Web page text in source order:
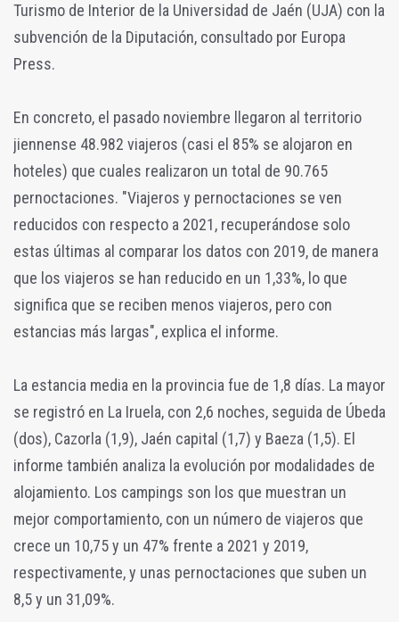
Turismo de Interior de la Universidad de Jaén (UJA) con la
subvención de la Diputación, consultado por Europa
Press.
En concreto, el pasado noviembre llegaron al territorio
jiennense 48.982 viajeros (casi el 85% se alojaron en
hoteles) que cuales realizaron un total de 90.765
pernoctaciones. "Viajeros y pernoctaciones se ven
reducidos con respecto a 2021, recuperándose solo
estas últimas al comparar los datos con 2019, de manera
que los viajeros se han reducido en un 1,33%, lo que
significa que se reciben menos viajeros, pero con
estancias más largas", explica el informe.
La estancia media en la provincia fue de 1,8 días. La mayor
se registró en La Iruela, con 2,6 noches, seguida de Úbeda
(dos), Cazorla (1,9), Jaén capital (1,7) y Baeza (1,5). El
informe también analiza la evolución por modalidades de
alojamiento. Los campings son los que muestran un
mejor comportamiento, con un número de viajeros que
crece un 10,75 y un 47% frente a 2021 y 2019,
respectivamente, y unas pernoctaciones que suben un
8,5 y un 31,09%.